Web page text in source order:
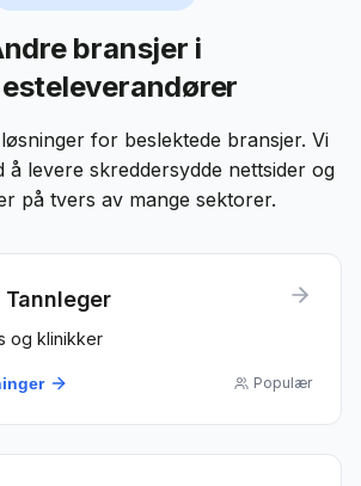
bransjer i
for beslektede bransjer. Vi
å levere skreddersydde nettsider og
på tvers av mange sektorer.
Tannleger
og klinikker
Populær